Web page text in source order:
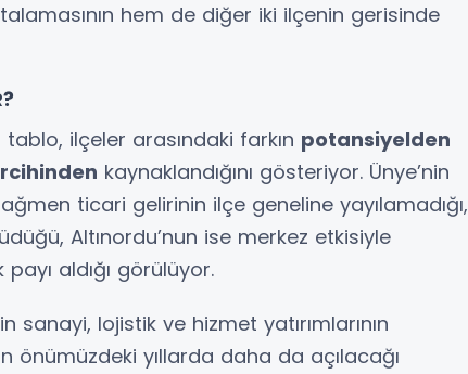
hem de diğer iki ilçenin gerisinde
ilçeler arasındaki farkın potansiyelden
kaynaklandığını gösteriyor. Ünye’nin
ticari gelirinin ilçe geneline yayılamadığı,
Altınordu’nun ise merkez etkisiyle
aldığı görülüyor.
sanayi, lojistik ve hizmet yatırımlarının
önümüzdeki yıllarda daha da açılacağı